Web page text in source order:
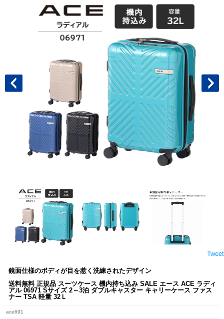
Tweet
鏡面仕様のボディが目を惹く洗練されたデザイン
送料無料 正規品 スーツケース 機内持ち込み SALE エース ACE ラディ
アル 06971 Sサイズ 2～3泊 ダブルキャスター キャリーケース ファス
ナー TSA 軽量 32Ｌ
ace691